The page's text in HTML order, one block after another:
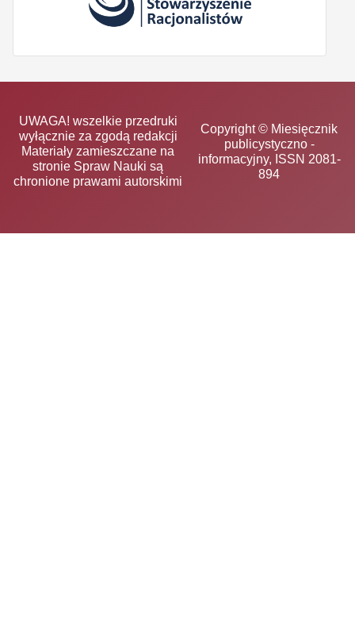
UWAGA! wszelkie przedruki
wyłącznie za zgodą redakcji
Materiały zamieszczane na
stronie Spraw Nauki są
chronione prawami autorskimi
Copyright © Miesięcznik
publicystyczno -
informacyjny, ISSN 2081-
894